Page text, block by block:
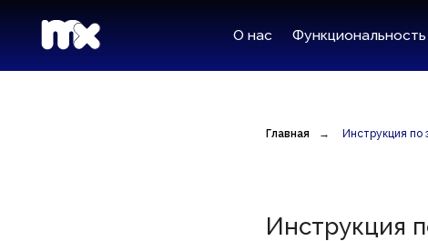
Функциональность
О нас
Главная → Инструкция по
Инструкция